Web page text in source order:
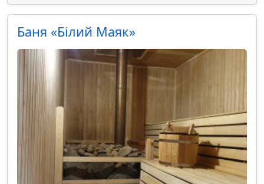
Баня «Білий Маяк»